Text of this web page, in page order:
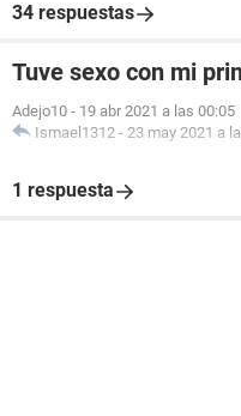
34 respuestas
Tuve sexo con mi
Adejo10 - 19 abr 2021 a las 00:05
Ismael1312 - 23 may 2021 a
1 respuesta